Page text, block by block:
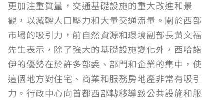
更加注重質量，交通基礎設施的重大改進和景
觀，以減輕人口壓力和大量交通流量。關於西部
市場的吸引力，前自然資源和環境副部長黃文福
先生表示，除了強大的基礎設施變化外，西哈諾
伊的優勢在於許多部委、部門和企業的集中，使
這個地方對住宅、商業和服務房地產非常有吸引
力。行政中心向首都西部轉移導致公共設施和服